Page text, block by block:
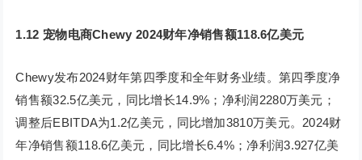
1.12 宠物电商Chewy 2024财年净销售额118.6亿美元
Chewy发布2024财年第四季度和全年财务业绩。第四季度净
销售额32.5亿美元，同比增长14.9%；净利润2280万美元；
调整后EBITDA为1.2亿美元，同比增加3810万美元。2024财
年净销售额118.6亿美元，同比增长6.4%；净利润3.927亿美